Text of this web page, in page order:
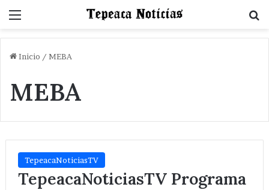
Menu
Inicio / MEBA
MEBA
TepeacaNoticiasTV
TepeacaNoticiasTV Programa